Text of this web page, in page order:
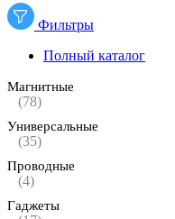
Фильтры
Полный каталог
Магнитные
(78)
Универсальные
(35)
Проводные
(4)
Гаджеты